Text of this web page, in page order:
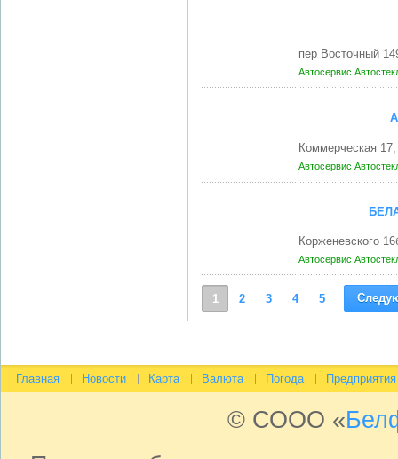
пер Восточный
Автосервис
Коммерческая
Автосервис
Корженевского
Автосервис
1 2 3 4 5
Главная Новости Карта Валюта Погода Предприятия
© СООО «